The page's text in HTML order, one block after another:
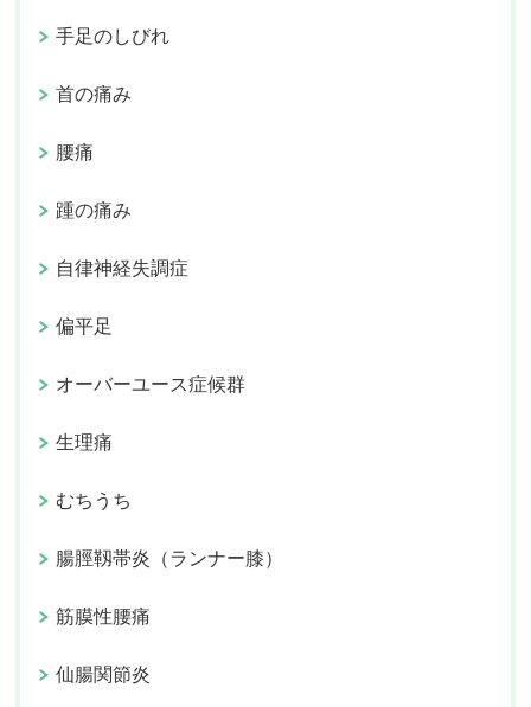
手足のしびれ
首の痛み
腰痛
踵の痛み
自律神経失調症
偏平足
オーバーユース症候群
生理痛
むちうち
腸脛靱帯炎（ランナー膝）
筋膜性腰痛
仙腸関節炎